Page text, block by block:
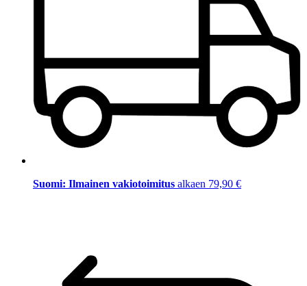
Suomi: Ilmainen vakiotoimitus alkaen 79,90 €